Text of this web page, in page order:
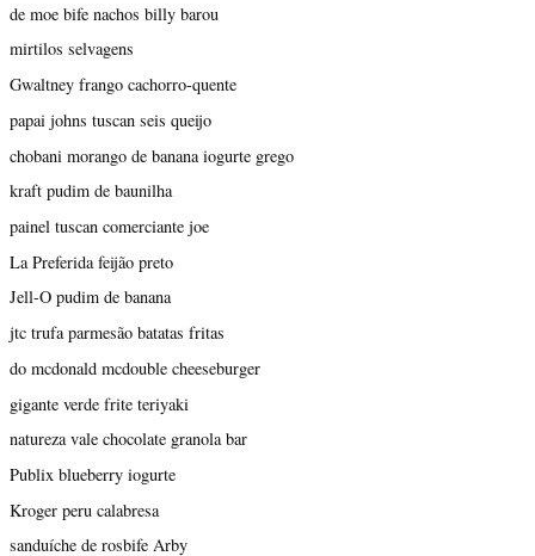
de moe bife nachos billy barou
mirtilos selvagens
Gwaltney frango cachorro-quente
papai johns tuscan seis queijo
chobani morango de banana iogurte grego
kraft pudim de baunilha
painel tuscan comerciante joe
La Preferida feijão preto
Jell-O pudim de banana
jtc trufa parmesão batatas fritas
do mcdonald mcdouble cheeseburger
gigante verde frite teriyaki
natureza vale chocolate granola bar
Publix blueberry iogurte
Kroger peru calabresa
sanduíche de rosbife Arby